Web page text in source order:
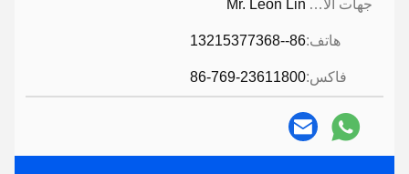
جهات الاتصال: Mr. Leon Lin
هاتف:86--13215377368
فاكس:86-769-23611800